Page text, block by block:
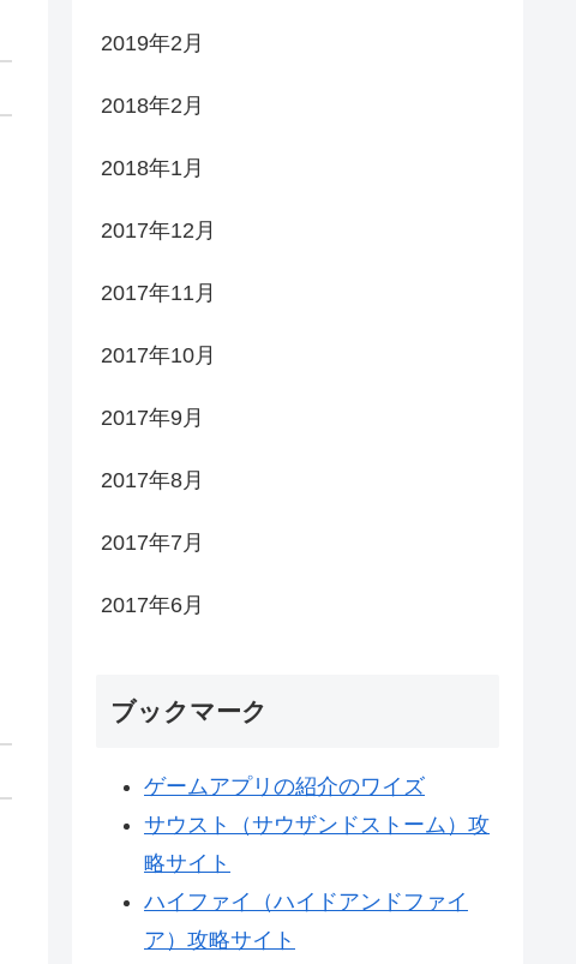
2019年2月
2018年2月
2018年1月
2017年12月
2017年11月
2017年10月
2017年9月
2017年8月
2017年7月
2017年6月
ブックマーク
ゲームアプリの紹介のワイズ
サウスト（サウザンドストーム）攻
略サイト
ハイファイ（ハイドアンドファイ
ア）攻略サイト